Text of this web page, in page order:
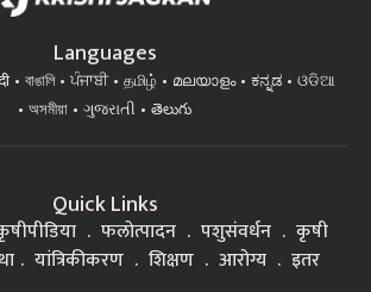
Languages
বাঙালি ਪੰਜਾਬੀ தமிழ் മലയാളം ಕನ್ನಡ
ଓଡିଆ
অসমীয়া
ગુજરાતી తెలుగు
Quick Links
फलोत्पादन पशुसंवर्धन
कृषी
यांत्रिकीकरण शिक्षण आरोग्य इतर